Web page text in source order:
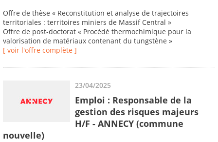
Offre de thèse « Reconstitution et analyse de trajectoires
territoriales : territoires miniers de Massif Central »
Offre de post-doctorat « Procédé thermochimique pour la
valorisation de matériaux contenant du tungstène »
[ voir l'offre complète ]
23/04/2025
Emploi : Responsable de la
gestion des risques majeurs
H/F - ANNECY (commune
nouvelle)